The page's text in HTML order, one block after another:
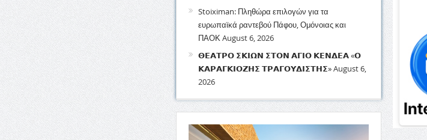
Stoiximan: Πληθώρα επιλογών για τα
ευρωπαϊκά ραντεβού Πάφου, Ομόνοιας και
ΠΑΟΚAugust 6, 2026
𝝝𝝚𝝖𝝩𝝦𝝤 𝝨𝝟𝝞𝝮𝝢 𝝨𝝩𝝤𝝢 𝝖𝝘𝝞𝝤 𝝟𝝚𝝢𝝙𝝚𝝖 «𝝤
𝝟𝝖𝝦𝝖𝝘𝝟𝝞𝝤𝝛𝝜𝝨 𝝩𝝦𝝖𝝘𝝤𝝪𝝙𝝞𝝨𝝩𝝜𝝨»August 6,
2026